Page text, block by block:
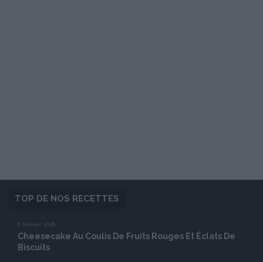
TOP DE NOS RECETTES
6 février 2026
Cheesecake Au Coulis De Fruits Rouges Et Éclats De
Biscuits